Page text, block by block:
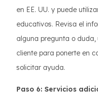
en EE. UU. y puede
educativos. Revisa el
alguna pregunta o
cliente para ponerte en
solicitar ayuda.
Paso 6: Servicios